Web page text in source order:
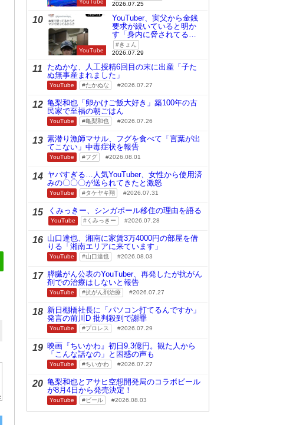
YouTube
2026.07.25
10
YouTube
YouTuber、実父から金銭
要求が続いていると明か
す「身内に脅されてる
の」きょん
2026.07.29
11
たぬかな、人工授精6回目の末に出産「子た
ぬ無事産まれました」
YouTube たかぬな 2026.07.27
12 亀梨和也「卵かけご飯大好き」築100年の古
民家で至福の朝ごはん
YouTube 亀梨和也 2026.07.26
13 素潜り漁師マサル、フグを食べて「言葉が出
てこない」中毒症状を報告
YouTube フグ 2026.08.01
14 ヤバすぎる…人気YouTuber、女性から使用済
みの〇〇〇が送られてきたと激怒
YouTube タケヤキ翔 2026.07.31
15 くみっきー、シンガポール移住の理由を語る
YouTube くみっきー 2026.07.28
16 山口達也、湘南に家賃3万4000円の部屋を借
りる「湘南エリアに来ています」
YouTube 山口達也 2026.08.03
17 膵臓がん公表のYouTuber、再発したが抗がん
剤での治療はしないと報告
YouTube 抗がん剤治療 2026.07.27
18 新日棚橋社長に「パソコン打てるんですか」
発言の前川D 批判殺到で謝罪
YouTube プロレス 2026.07.29
19 映画『ちいかわ』初日9.3億円。観た人から
「こんな話なの」と困惑の声も
YouTube ちいかわ 2026.07.27
20 亀梨和也とアサヒ空想開発局のコラボビール
が8月4日から発売決定！
YouTube ビール 2026.08.03